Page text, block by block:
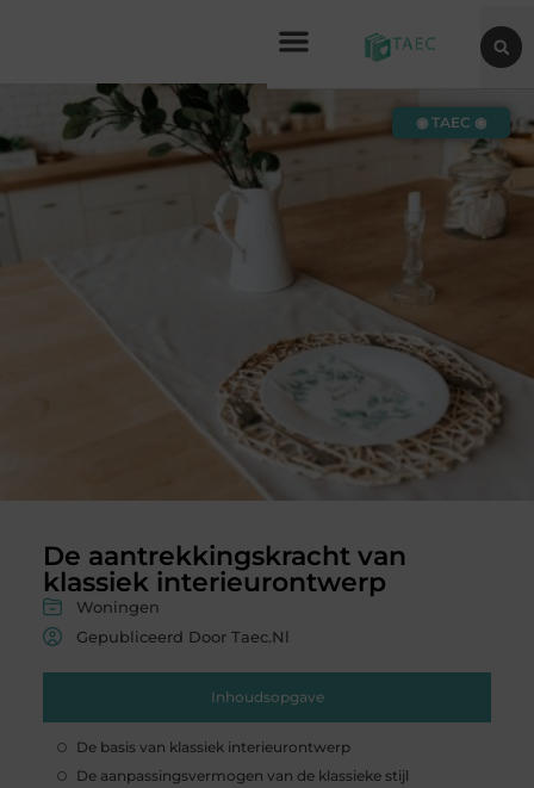
De aantrekkingskracht van
klassiek interieurontwerp
Woningen
Gepubliceerd Door Taec.nl
Inhoudsopgave
De basis van klassiek interieurontwerp
De aanpassingsvermogen van de klassieke stijl
◉ TAEC ◉